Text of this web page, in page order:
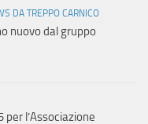
DA TREPPO CARNICO
nuovo dal gruppo
l’Associazione